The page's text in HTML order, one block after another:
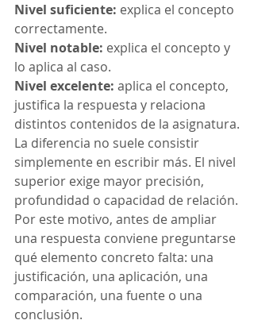
Nivel suficiente: explica el concepto
correctamente.
Nivel notable: explica el concepto y
lo aplica al caso.
Nivel excelente: aplica el concepto,
justifica la respuesta y relaciona
distintos contenidos de la asignatura.
La diferencia no suele consistir
simplemente en escribir más. El nivel
superior exige mayor precisión,
profundidad o capacidad de relación.
Por este motivo, antes de ampliar
una respuesta conviene preguntarse
qué elemento concreto falta: una
justificación, una aplicación, una
comparación, una fuente o una
conclusión.